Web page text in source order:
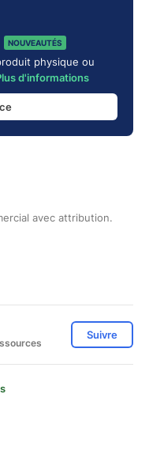
NOUVEAUTÉS
physique ou
d'informations
avec attribution.
Suivre